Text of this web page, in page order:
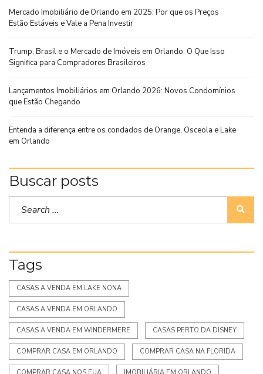
Mercado Imobiliário de Orlando em 2025: Por que os Preços
Estão Estáveis e Vale a Pena Investir
Trump, Brasil e o Mercado de Imóveis em Orlando: O Que Isso
Significa para Compradores Brasileiros
Lançamentos Imobiliários em Orlando 2026: Novos Condomínios
que Estão Chegando
Entenda a diferença entre os condados de Orange, Osceola e Lake
em Orlando
Buscar posts
Tags
CASAS A VENDA EM LAKE NONA
CASAS A VENDA EM ORLANDO
CASAS A VENDA EM WINDERMERE CASAS PERTO DA DISNEY
COMPRAR CASA EM ORLANDO COMPRAR CASA NA FLORIDA
COMPRAR CASA NOS EUA IMOBILIÁRIA EM ORLANDO